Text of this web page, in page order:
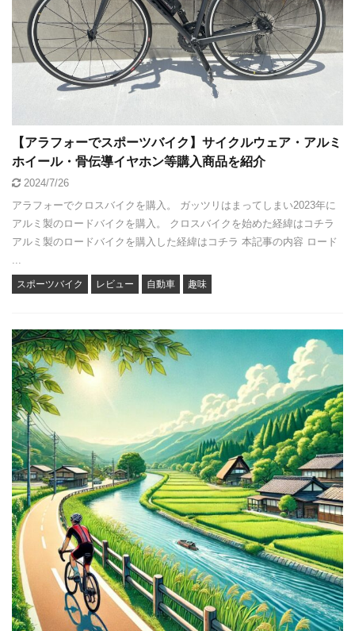
【アラフォーでスポーツバイク】サイクルウェア・アルミ
ホイール・骨伝導イヤホン等購入商品を紹介
2024/7/26
アラフォーでクロスバイクを購入。 ガッツリはまってしまい2023年に
アルミ製のロードバイクを購入。 クロスバイクを始めた経緯はコチラ
アルミ製のロードバイクを購入した経緯はコチラ 本記事の内容 ロード
スポーツバイク レビュー 自動車 趣味